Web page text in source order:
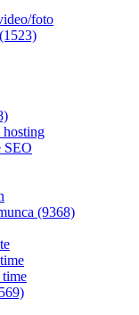
foto
SEO
(9368)
time